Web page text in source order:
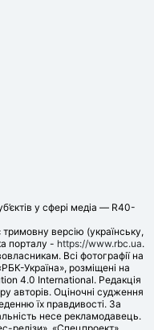
у сфері медіа — R40-
версію (українську,
порталу - https://www.rbc.ua.
Всі фотографії на
Україна», розміщені на
4.0 International. Редакція
авторів. Оціночні судження
їх правдивості. За
несе рекламодавець.